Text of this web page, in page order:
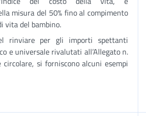
misura del 50% fino al compimento
vita del bambino.
rinviare per gli importi spettanti
e universale rivalutati all’Allegato n.
circolare, si forniscono alcuni esempi